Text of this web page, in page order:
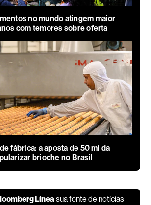
no mundo atingem maior
com temores sobre oferta
fábrica: a aposta de 50 mi da
brioche no Brasil
Línea sua fonte de notícias